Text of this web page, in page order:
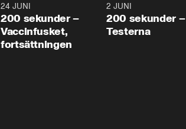
5:00
24 JUNI
200 sekunder –
Vaccinfusket,
fortsättningen
2 JUNI
200 sekunder –
Testerna